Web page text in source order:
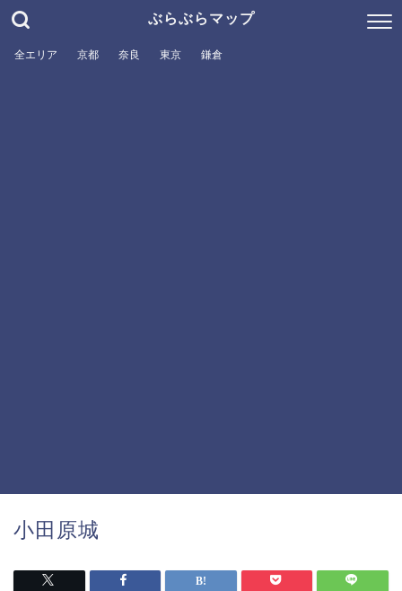
ぶらぶらマップ
全エリア 京都 奈良 東京 鎌倉
小田原城